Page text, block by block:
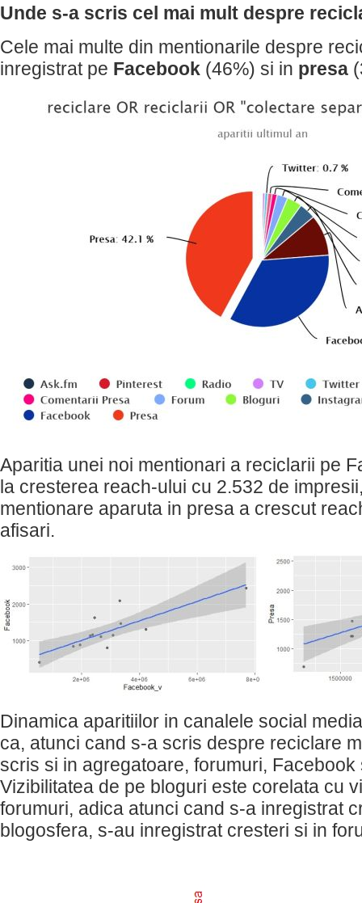
Unde s-a scris cel mai mult despre
Cele mai multe din mentionarile despre
inregistrat pe Facebook (46%) si in presa
Aparitia unei noi mentionari a reciclarii pe
la cresterea reach-ului cu 2.532 de
mentionare aparuta in presa a crescut
afisari.
Dinamica aparitiilor in canalele social
ca, atunci cand s-a scris despre reciclare
scris si in agregatoare, forumuri, Facebook
Vizibilitatea de pe bloguri este corelata cu
forumuri, adica atunci cand s-a inregistrat
blogosfera, s-au inregistrat cresteri si in